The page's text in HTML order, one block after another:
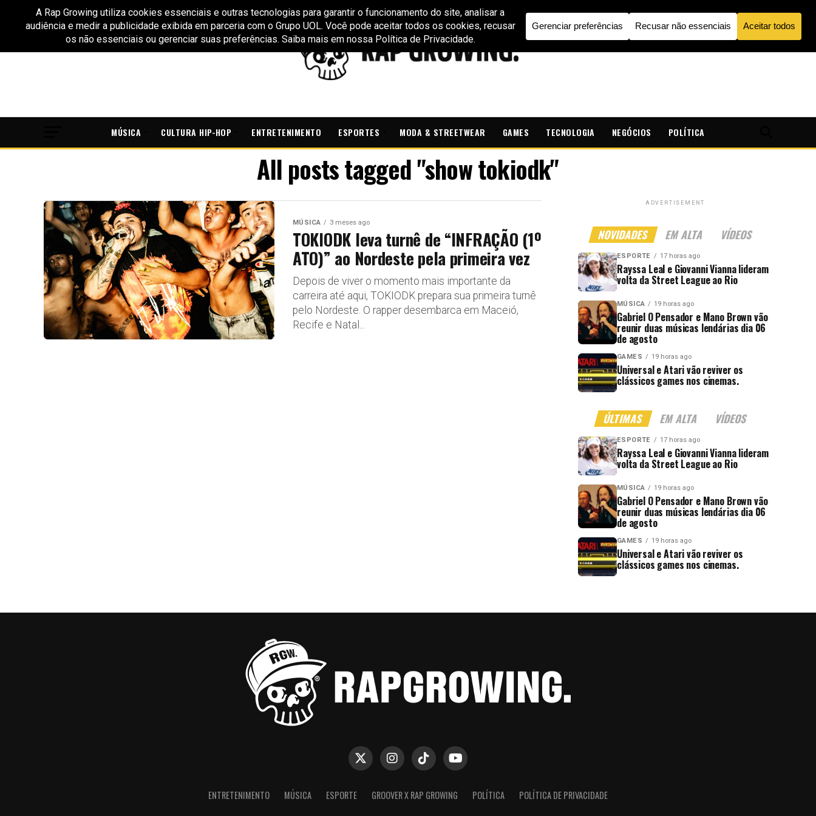
MÚSICA CULTURA HIP-HOP ENTRETENIMENTO ESPORTES MODA & STREETWEAR GAMES TECNOLOGIA NEGÓCIOS POLÍTICA
All posts tagged "show tokiodk"
MÚSICA 3 meses ago
TOKIODK leva turnê de “INFRAÇÃO (1º
ATO)” ao Nordeste pela primeira vez
Depois de viver o momento mais importante da
carreira até aqui, TOKIODK prepara sua primeira turnê
pelo Nordeste. O rapper desembarca em Maceió,
Recife e Natal...
ADVERTISEMENT
NOVIDADES EM ALTA VÍDEOS
ESPORTE 17 horas ago
Rayssa Leal e Giovanni Vianna lideram
volta da Street League ao Rio
MÚSICA 19 horas ago
Gabriel O Pensador e Mano Brown vão
reunir duas músicas lendárias dia 06
de agosto
GAMES 19 horas ago
Universal e Atari vão reviver os
clássicos games nos cinemas.
ÚLTIMAS EM ALTA VÍDEOS
ESPORTE 17 horas ago
Rayssa Leal e Giovanni Vianna lideram
volta da Street League ao Rio
MÚSICA 19 horas ago
Gabriel O Pensador e Mano Brown vão
reunir duas músicas lendárias dia 06
de agosto
GAMES 19 horas ago
Universal e Atari vão reviver os
clássicos games nos cinemas.
ENTRETENIMENTO MÚSICA ESPORTE GROOVER X RAP GROWING POLÍTICA POLÍTICA DE PRIVACIDADE